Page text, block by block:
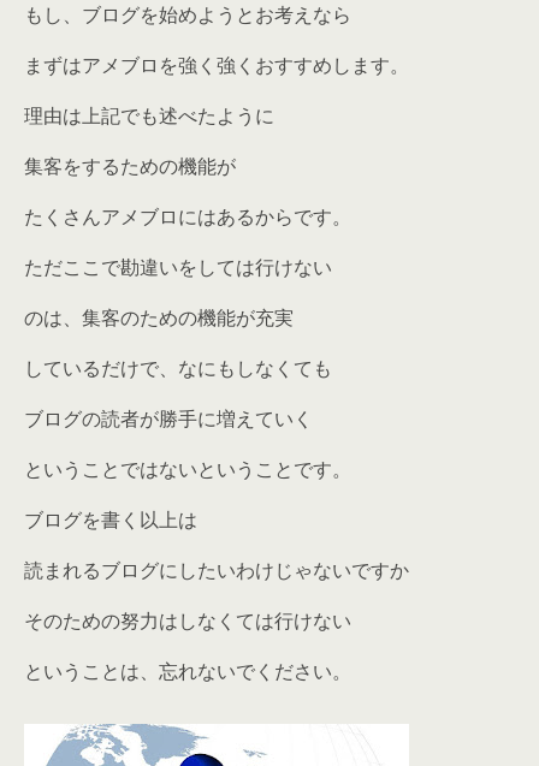
もし、ブログを始めようとお考えなら
まずはアメブロを強く強くおすすめします。
理由は上記でも述べたように
集客をするための機能が
たくさんアメブロにはあるからです。
ただここで勘違いをしては行けない
のは、集客のための機能が充実
しているだけで、なにもしなくても
ブログの読者が勝手に増えていく
ということではないということです。
ブログを書く以上は
読まれるブログにしたいわけじゃないですか
そのための努力はしなくては行けない
ということは、忘れないでください。